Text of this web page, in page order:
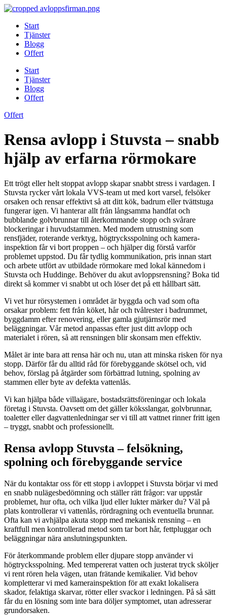
Skip
contentStart
Tjänster
Blogg
Offert
Start
Tjänster
Blogg
Offert
Offert
Rensa avlopp i Stuvsta – snabb
hjälp av erfarna rörmokare
Ett trögt eller helt stoppat avlopp skapar snabbt stress i vardagen. I
Stuvsta rycker vårt lokala VVS-team ut med kort varsel, felsöker
orsaken och rensar effektivt så att ditt kök, badrum eller tvättstuga
fungerar igen. Vi hanterar allt från långsamma handfat och
bubblande golvbrunnar till återkommande stopp och svårare
blockeringar i huvudstammen. Med modern utrustning som
rensfjäder, roterande verktyg, högtrycksspolning och kamera­
inspektion får vi bort proppen – och hjälper dig förstå varför
problemet uppstod. Du får tydlig kommunikation, pris innan start
och arbete utfört av utbildade rörmokare med lokal kännedom i
Stuvsta och Huddinge. Behöver du akut avloppsrensning? Boka tid
direkt så kommer vi snabbt ut och löser det på ett hållbart sätt.
Vi vet hur rörsystemen i området är byggda och vad som ofta
orsakar problem: fett från köket, hår och tvålrester i badrummet,
byggdamm efter renovering, eller gamla gjutjärnsrör med
beläggningar. Vår metod anpassas efter just ditt avlopp och
materialet i rören, så att rensningen blir skonsam men effektiv.
Målet är inte bara att rensa här och nu, utan att minska risken för nya
stopp. Därför får du alltid råd för förebyggande skötsel och, vid
behov, förslag på åtgärder som förbättrad lutning, spolning av
stammen eller byte av defekta vattenlås.
Vi kan hjälpa både villaägare, bostadsrättsföreningar och lokala
företag i Stuvsta. Oavsett om det gäller köksslangar, golvbrunnar,
toaletter eller dagvattenledningar ser vi till att vattnet rinner fritt igen
– tryggt, snabbt och professionellt.
Rensa avlopp Stuvsta – felsökning,
spolning och förebyggande service
När du kontaktar oss för ett stopp i avloppet i Stuvsta börjar vi med
en snabb nulägesbedömning och ställer rätt frågor: var uppstår
problemet, hur ofta, och vilka ljud eller lukter märker du? Väl på
plats kontrollerar vi vattenlås, rördragning och eventuella brunnar.
Ofta kan vi avhjälpa akuta stopp med mekanisk rensning – en
kraftfull men kontrollerad metod som tar bort hår, fettpluggar och
beläggningar nära anslutningspunkten.
För återkommande problem eller djupare stopp använder vi
högtrycksspolning. Med tempererat vatten och justerat tryck sköljer
vi rent rören hela vägen, utan frätande kemikalier. Vid behov
kompletterar vi med kamera­inspektion för att exakt lokalisera
skador, felaktiga skarvar, rötter eller svackor i ledningen. På så sätt
får du en lösning som inte bara döljer symptomet, utan adresserar
grundorsaken.